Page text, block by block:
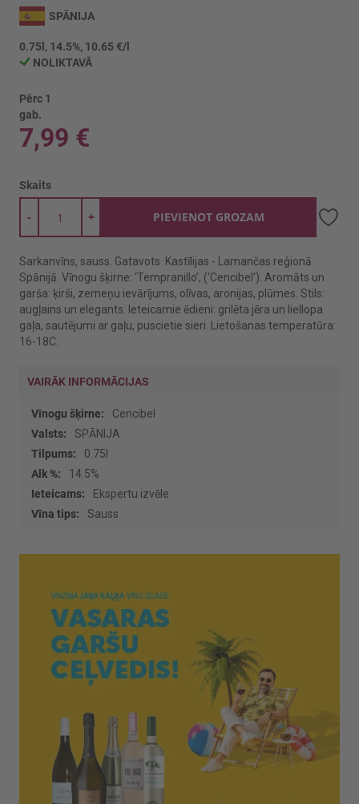
SPĀNIJA
0.75l, 14.5%, 10.65 €/l
NOLIKTAVĀ
Pērc 1
gab.
7,99 €
Skaits
+
- PIEVIENOT GROZAM
Sarkanvīns, sauss. Gatavots Kastīlijas - Lamančas reģionā
Spānijā. Vīnogu šķirne: ‘Tempranillo’, ('Cencibel'). Aromāts un
garša: ķirši, zemeņu ievārījums, olīvas, aronijas, plūmes. Stils:
augļains un elegants. Ieteicamie ēdieni: grilēta jēra un liellopa
gaļa, sautējumi ar gaļu, puscietie sieri. Lietošanas temperatūra:
16-18C.
VAIRĀK INFORMĀCIJAS
Vairāk
informācijas
Cencibel
SPĀNIJA
0.75l
14.5%
Ekspertu izvēle
Sauss